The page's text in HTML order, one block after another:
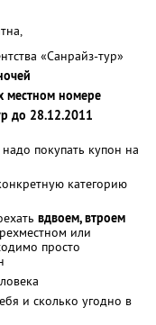
«Санрайз-тур»
местном номере
до 28.12.2011
покупать купон на
категорию
вдвоем, втроем
или
просто
и сколько угодно в